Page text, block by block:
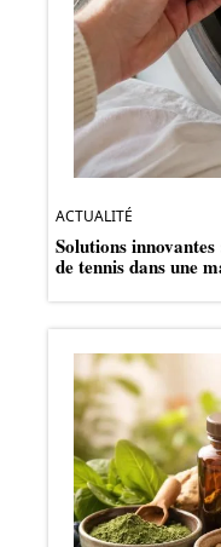
ACTUALITÉ
Solutions
de tennis dans une